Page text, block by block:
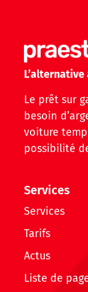
Le prêt sur
besoin
voiture
possibilité
Services
Services
Tarifs
Actus
Liste de